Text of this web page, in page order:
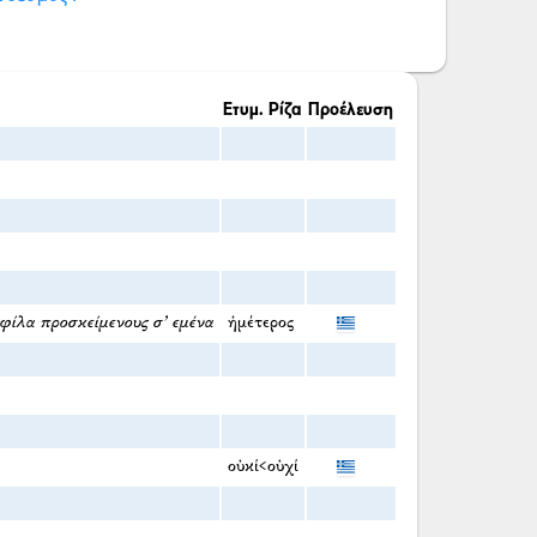
Ετυμ. Ρίζα Προέλευση
προσκείμενους σ' εμένα ἡμέτερος
οὐκί<οὐχί